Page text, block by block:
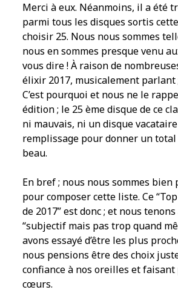
Merci à eux. Néanmoins, il a été
parmi tous les disques sortis cette
choisir 25. Nous nous sommes
nous en sommes presque venu
vous dire ! À raison de
élixir 2017, musicalement parlant
C’est pourquoi et nous ne le
édition ; le 25 ème disque de ce
ni mauvais, ni un disque
remplissage pour donner un
beau.
En bref ; nous nous sommes
pour composer cette liste. Ce
de 2017” est donc ; et nous
“subjectif mais pas trop quand
avons essayé d’être les plus
nous pensions être des choix
confiance à nos oreilles et
cœurs.